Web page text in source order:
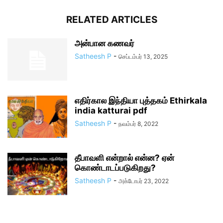
RELATED ARTICLES
அன்பான கணவர்
Satheesh P - செப்டம்பர் 13, 2025
எதிர்கால இந்தியா புத்தகம் Ethirkala
india katturai pdf
Satheesh P - நவம்பர் 8, 2022
தீபாவளி என்றால் என்ன? ஏன்
கொண்டாடப்படுகிறது?
Satheesh P - அக்டோபர் 23, 2022